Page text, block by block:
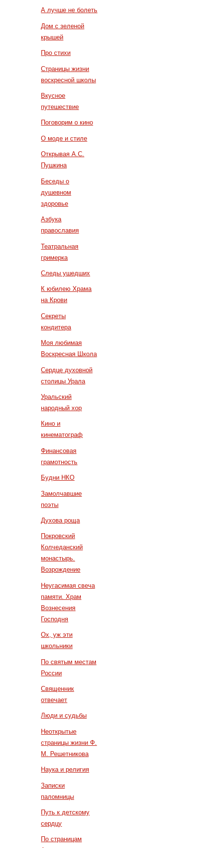
А лучше не болеть
Дом с зеленой
крышей
Про стихи
Страницы жизни
воскресной школы
Вкусное
путешествие
Поговорим о кино
О моде и стиле
Открывая А.С.
Пушкина
Беседы о
душевном
здоровье
Азбука
православия
Театральная
гримерка
Следы ушедших
К юбилею Храма
на Крови
Секреты
кондитера
Моя любимая
Воскресная Школа
Сердце духовной
столицы Урала
Уральский
народный хор
Кино и
кинематограф
Финансовая
грамотность
Будни НКО
Замолчавшие
поэты
Духова роща
Покровский
Колчеданский
монастырь.
Возрождение
Неугасимая свеча
памяти. Храм
Вознесения
Господня
Ох, уж эти
школьники
По святым местам
России
Священник
отвечает
Люди и судьбы
Неоткрытые
страницы жизни Ф.
М. Решетникова
Наука и религия
Записки
паломницы
Путь к детскому
сердцу
По страницам